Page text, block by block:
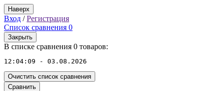
Наверх
Вход /Регистрация
Список сравнения 0
Закрыть
В списке сравнения 0 товаров:
12:04:09 - 03.08.2026
Очистить список сравнения
Сравнить